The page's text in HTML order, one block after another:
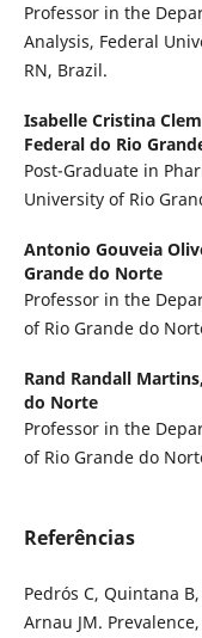
Professor in the
Analysis, Federal
RN, Brazil.
Isabelle Cristina
Federal do Rio
Post-Graduate in
University of Rio
Antonio Gouveia
Grande do Norte
Professor in the
of Rio Grande do
Rand Randall Martins,
do Norte
Professor in the
of Rio Grande do
Referências
Pedrós C, Quintana
Arnau JM.